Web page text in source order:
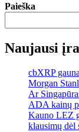
Paieška
Naujausi
cbXRP
Morgan
Ar
ADA kainų
Kauno LEZ
klausimų dėl